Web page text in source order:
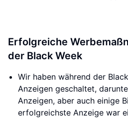
Erfolgreiche
der Black Week
Wir haben während der
Anzeigen geschaltet,
Anzeigen, aber auch einige
erfolgreichste Anzeige war